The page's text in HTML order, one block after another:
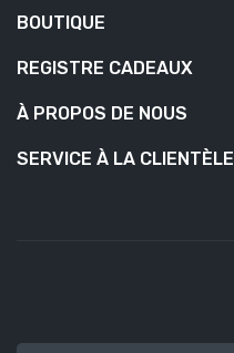
BOUTIQUE
REGISTRE CADEAUX
À PROPOS DE NOUS
SERVICE À LA CLIENTÈLE